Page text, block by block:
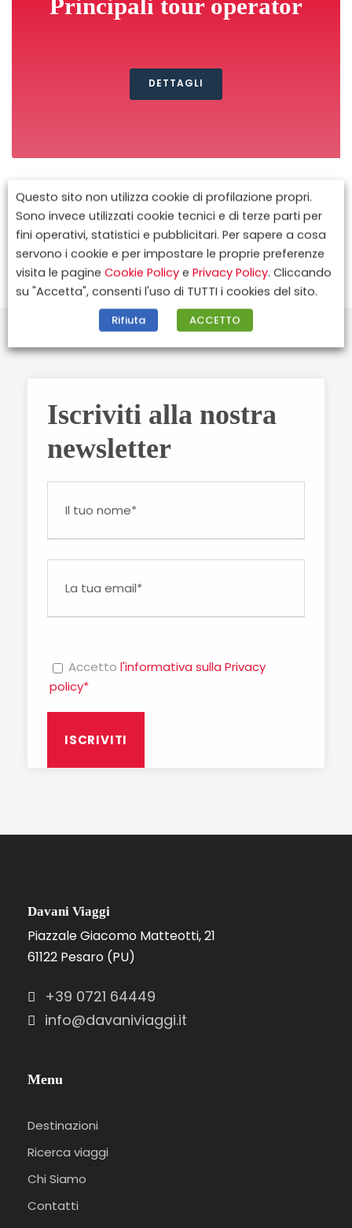
Principali tour operator
DETTAGLI
Iscriviti alla nostra
newsletter
Accetto l'informativa sulla Privacy
policy*
Davani Viaggi
Piazzale Giacomo Matteotti, 21
61122 Pesaro (PU)
+39 0721 64449
info@davaniviaggi.it
Menu
Destinazioni
Ricerca viaggi
Chi Siamo
Contatti
Questo sito non utilizza cookie di profilazione propri.
Sono invece utilizzati cookie tecnici e di terze parti per
fini operativi, statistici e pubblicitari. Per sapere a cosa
servono i cookie e per impostare le proprie preferenze
visita le pagine Cookie Policy e Privacy Policy. Cliccando
su "Accetta", consenti l'uso di TUTTI i cookies del sito.
Rifiuta ACCETTO